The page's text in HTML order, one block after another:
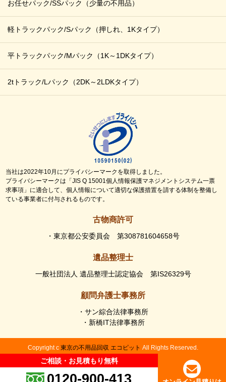
ご相談・お見積もり無料
0120-900-413
ご相談・お見積もり無料
0120-900-413
お任せパック/SSパック （少量の不用品）
軽トラックパック/Sパック （押しれ、1Kタイプ）
平トラックパック/Mパック （1K～1DKタイプ）
2tトラック/Lパック （2DK～2LDKタイプ）
当社は2022年10月にプライバシーマークを取得しました。
プライバシーマークは「JIS Q 15001個人情報保護マネジメントシステム一票
求事項」に適合して、個人情報について適切な保護措置を請する体制を整備し
ている事業者に付与されるものです。
古物商許可
・東京都公安委員会 第308781604658号
遺品整理士
一般社団法人 遺品整理士認定協会 第IS26329号
顧問弁護士事務所
・サン綜合法律事務所
・新橋IT法律事務所
Copyright c 東京の不用品回収 エコピット All Rights Reserved.
事業活動以外で発生した不用品や廃棄物でお困りの方は、
お住いの各自治体の担当部署へご相談をお願いいたします。
※弊社では産業廃棄物(事業活動に伴い発生した廃棄物)のみ